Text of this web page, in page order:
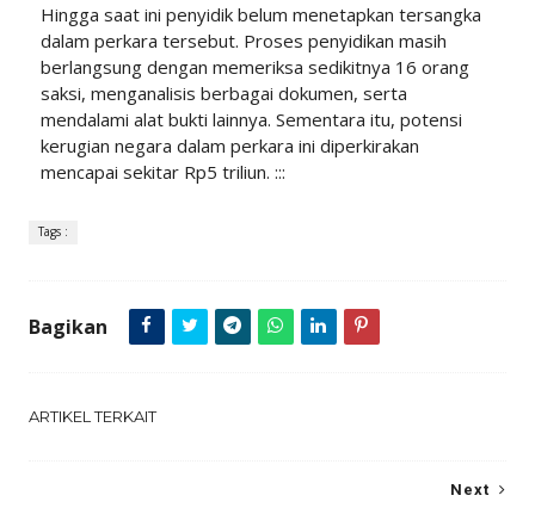
Hingga saat ini penyidik belum menetapkan tersangka
dalam perkara tersebut. Proses penyidikan masih
berlangsung dengan memeriksa sedikitnya 16 orang
saksi, menganalisis berbagai dokumen, serta
mendalami alat bukti lainnya. Sementara itu, potensi
kerugian negara dalam perkara ini diperkirakan
mencapai sekitar Rp5 triliun. :::
Tags :
Bagikan
ARTIKEL TERKAIT
Next